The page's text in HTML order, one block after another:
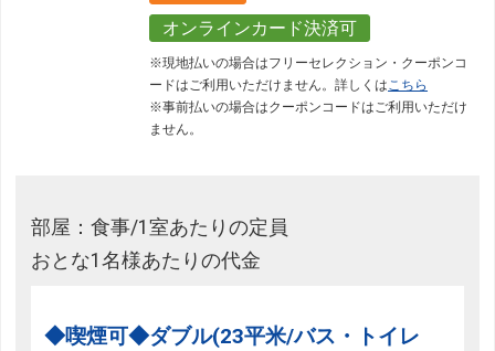
オンラインカード決済可
※現地払いの場合はフリーセレクション・クーポンコ
ードはご利用いただけません。詳しくはこちら
※事前払いの場合はクーポンコードはご利用いただけ
ません。
部屋：食事/1室あたりの定員
おとな1名様あたりの代金
◆喫煙可◆ダブル(23平米/バス・トイレ
JR回数券類、ギフト券、外国通貨、直接契約型宿泊プラン、土
産品、旅行積立商品、当社が指定した商品が利用できません。
フリーセレクション・クーポンコードをご利用いただけな
閉じる